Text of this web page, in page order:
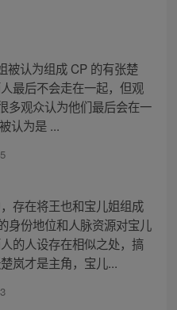
被认为组成 CP 的有张楚
最后不会走在一起，但观
多观众认为他们最后会在一
认为是 ...
存在将王也和宝儿姐组成
身份地位和人脉资源对宝儿
的人设存在相似之处，搞
岚才是主角，宝儿...